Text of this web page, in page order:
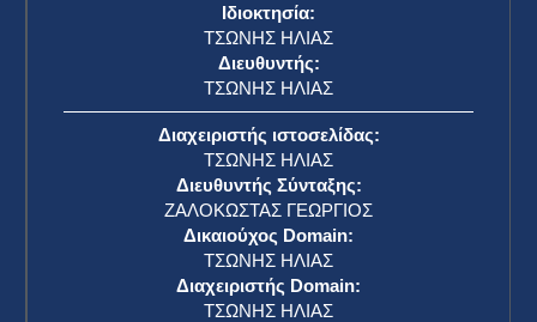
Ιδιοκτησία:
ΤΣΩΝΗΣ ΗΛΙΑΣ
Διευθυντής:
ΤΣΩΝΗΣ ΗΛΙΑΣ
Διαχειριστής ιστοσελίδας:
ΤΣΩΝΗΣ ΗΛΙΑΣ
Διευθυντής Σύνταξης:
ΖΑΛΟΚΩΣΤΑΣ ΓΕΩΡΓΙΟΣ
Δικαιούχος Domain:
ΤΣΩΝΗΣ ΗΛΙΑΣ
Διαχειριστής Domain:
ΤΣΩΝΗΣ ΗΛΙΑΣ